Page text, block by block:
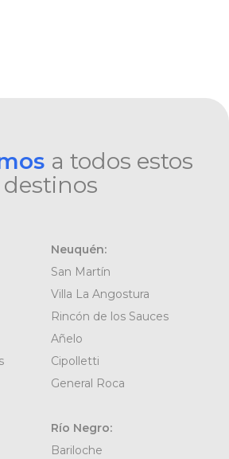
a todos estos
destinos
Neuquén:
San Martín
Villa La Angostura
Rincón de los Sauces
Añelo
Cipolletti
General Roca
Río Negro:
Bariloche